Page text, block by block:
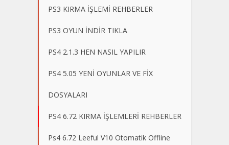
PS3 KIRMA İŞLEMİ REHBERLER
PS3 OYUN İNDİR TIKLA
PS4 2.1.3 HEN NASIL YAPILIR
PS4 5.05 YENİ OYUNLAR VE FİX
DOSYALARI
PS4 6.72 KIRMA İŞLEMLERİ REHBERLER
Ps4 6.72 Leeful V10 Otomatik Offline